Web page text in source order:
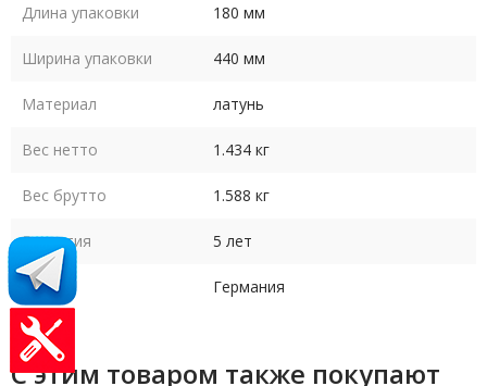
Длина упаковки 180 мм
Ширина упаковки 440 мм
Материал латунь
Вес нетто 1.434 кг
Вес брутто 1.588 кг
Гарантия 5 лет
Страна Германия
С этим товаром также покупают